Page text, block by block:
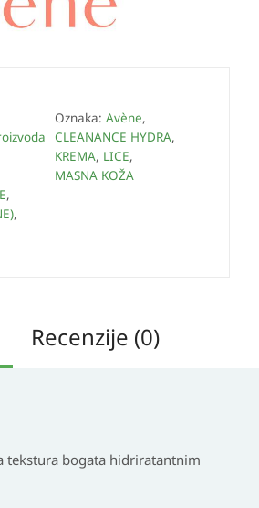
,
,
Oznaka: Avène,
CLEANANCE HYDRA,
KREMA, LICE,
MASNA KOŽA
Recenzije (0)
tekstura bogata hidriratantnim